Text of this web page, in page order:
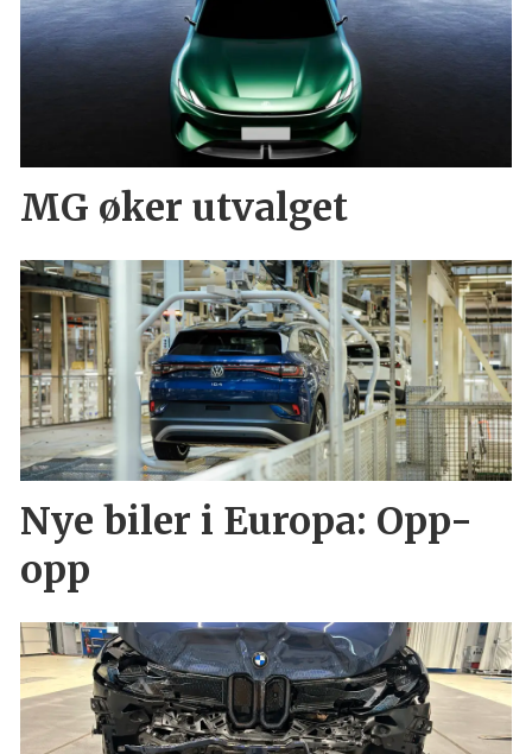
MG øker utvalget
Nye biler i Europa: Opp-
opp